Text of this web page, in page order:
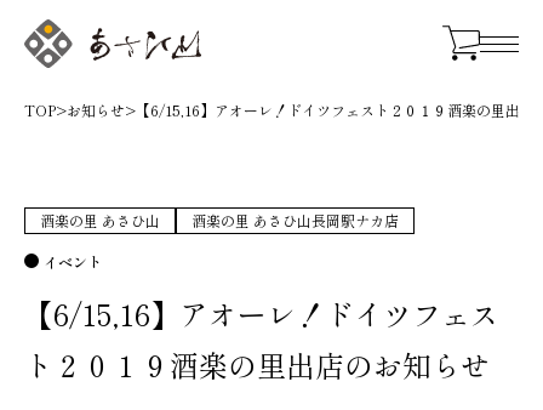
TOP>お知らせ> 【6/15,16】アオーレ！ドイツフェスト２０１９酒楽の里出店
酒楽の里 あさひ山
酒楽の里 あさひ山長岡駅ナカ店
イベント
【6/15,16】アオーレ！ドイツフェス
ト２０１９酒楽の里出店のお知らせ